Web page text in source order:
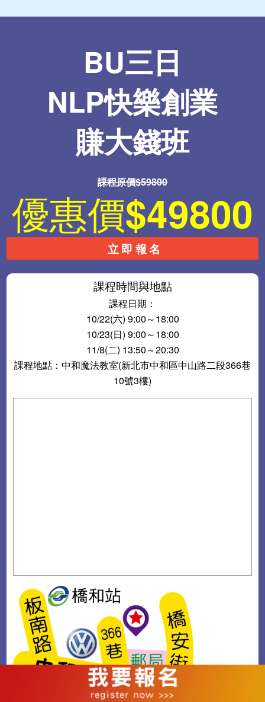
BU三日
NLP快樂創業
賺大錢班
課程原價$59800
優惠價$49800
立即報名
課程時間與地點
課程日期：
10/22(六) 9:00～18:00
10/23(日) 9:00～18:00
11/8(二) 13:50～20:30
課程地點：中和魔法教室(新北市中和區中山路二段366巷
10號3樓)